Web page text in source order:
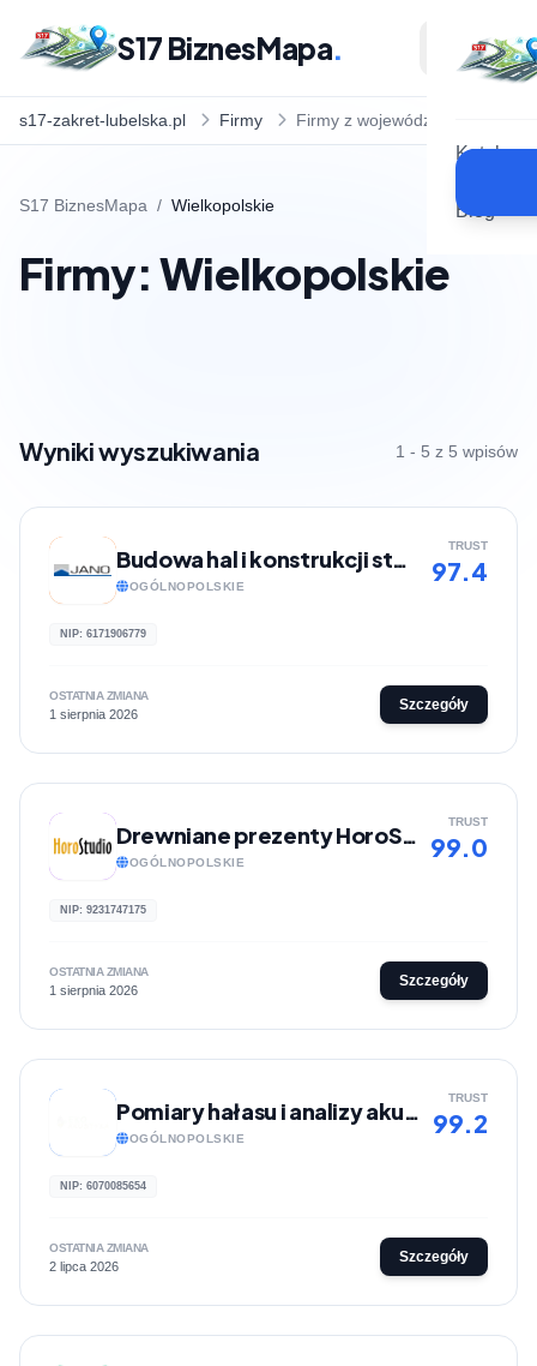
S17 BiznesMapa.
Katalog
Blog
s17-zakret-lubelska.pl Firmy Firmy z województwa
S17 BiznesMapa / Wielkopolskie
Firmy: Wielkopolskie
Wyniki wyszukiwania 1 - 5 z 5 wpisów
Budowa hal i konstrukcji stalowych - JANO
OGÓLNOPOLSKIE
TRUST
97.4
NIP: 6171906779
OSTATNIA ZMIANA
1 sierpnia 2026
Szczegóły
Drewniane prezenty HoroStudio
OGÓLNOPOLSKIE
TRUST
99.0
NIP: 9231747175
OSTATNIA ZMIANA
1 sierpnia 2026
Szczegóły
Pomiary hałasu i analizy akustyczne | Eko-Akustyka
OGÓLNOPOLSKIE
TRUST
99.2
NIP: 6070085654
OSTATNIA ZMIANA
2 lipca 2026
Szczegóły